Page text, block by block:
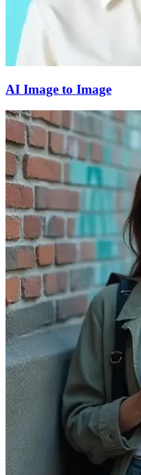
AI Image to Image